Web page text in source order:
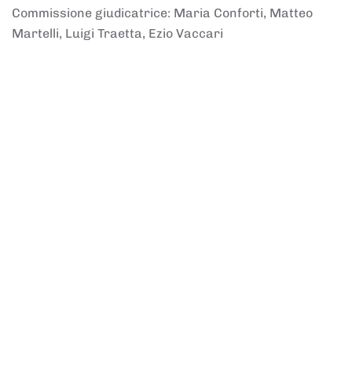
Commissione giudicatrice: Maria Conforti, Matteo
Martelli, Luigi Traetta, Ezio Vaccari